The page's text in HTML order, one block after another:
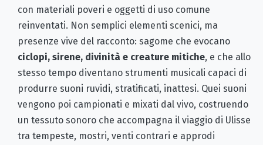
con materiali poveri e oggetti di uso comune
reinventati. Non semplici elementi scenici, ma
presenze vive del racconto: sagome che evocano
ciclopi, sirene, divinità e creature mitiche, e che allo
stesso tempo diventano strumenti musicali capaci di
produrre suoni ruvidi, stratificati, inattesi. Quei suoni
vengono poi campionati e mixati dal vivo, costruendo
un tessuto sonoro che accompagna il viaggio di Ulisse
tra tempeste, mostri, venti contrari e approdi